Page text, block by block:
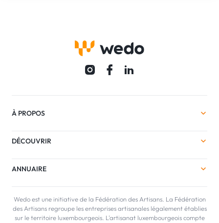
À PROPOS
DÉCOUVRIR
ANNUAIRE
Wedo est une initiative de la Fédération des Artisans. La Fédération
des Artisans regroupe les entreprises artisanales légalement établies
sur le territoire luxembourgeois. L'artisanat luxembourgeois compte